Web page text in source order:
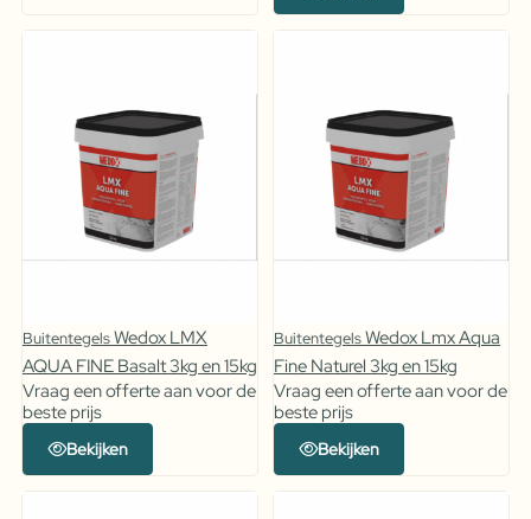
BuitentegelsWedox LMX
AQUA FINE Basalt 3kg en 15kg
Vraag een offerte aan voor de
beste prijs
Bekijken
BuitentegelsWedox Lmx Aqua
Fine Naturel 3kg en 15kg
Vraag een offerte aan voor de
beste prijs
Bekijken